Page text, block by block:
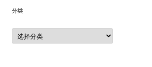
分类
分
类